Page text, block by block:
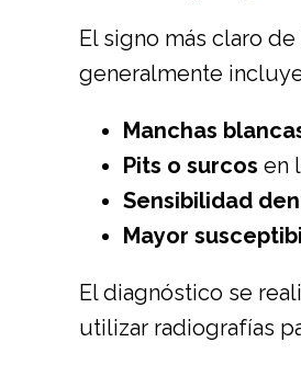
El signo más claro
generalmente
Manchas
Pits o surcos en
Sensibilidad
Mayor
El diagnóstico se
utilizar radiografías